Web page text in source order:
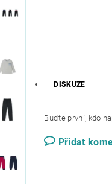
DISKUZE
Buďte první, kdo
Přidat